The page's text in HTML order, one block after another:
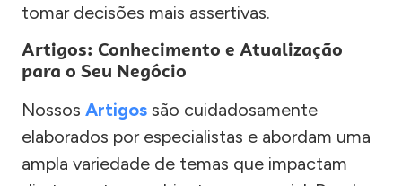
tomar decisões mais assertivas.
Artigos: Conhecimento e Atualização
para o Seu Negócio
Nossos Artigos são cuidadosamente
elaborados por especialistas e abordam uma
ampla variedade de temas que impactam